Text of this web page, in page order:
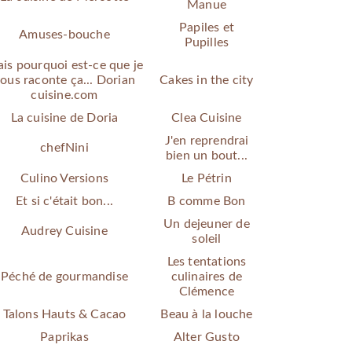
Manue
Amuses-bouche
Papiles et
Pupilles
pourquoi est-ce que je
raconte ça... Dorian
cuisine.com
Cakes in the city
La cuisine de Doria Clea Cuisine
chefNini
J'en reprendrai
bien un bout...
Culino Versions
Le Pétrin
Et si c'était bon...
B comme Bon
Audrey Cuisine
Un dejeuner de
soleil
Péché de gourmandise
Les tentations
culinaires de
Clémence
Talons Hauts & Cacao
Beau à la louche
Paprikas
Alter Gusto